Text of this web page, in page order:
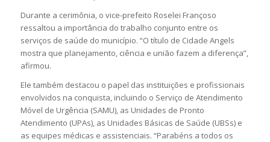
Durante a cerimônia, o vice-prefeito Roselei Françoso
ressaltou a importância do trabalho conjunto entre os
serviços de saúde do município. “O título de Cidade Angels
mostra que planejamento, ciência e união fazem a diferença”,
afirmou.
Ele também destacou o papel das instituições e profissionais
envolvidos na conquista, incluindo o Serviço de Atendimento
Móvel de Urgência (SAMU), as Unidades de Pronto
Atendimento (UPAs), as Unidades Básicas de Saúde (UBSs) e
as equipes médicas e assistenciais. “Parabéns a todos os